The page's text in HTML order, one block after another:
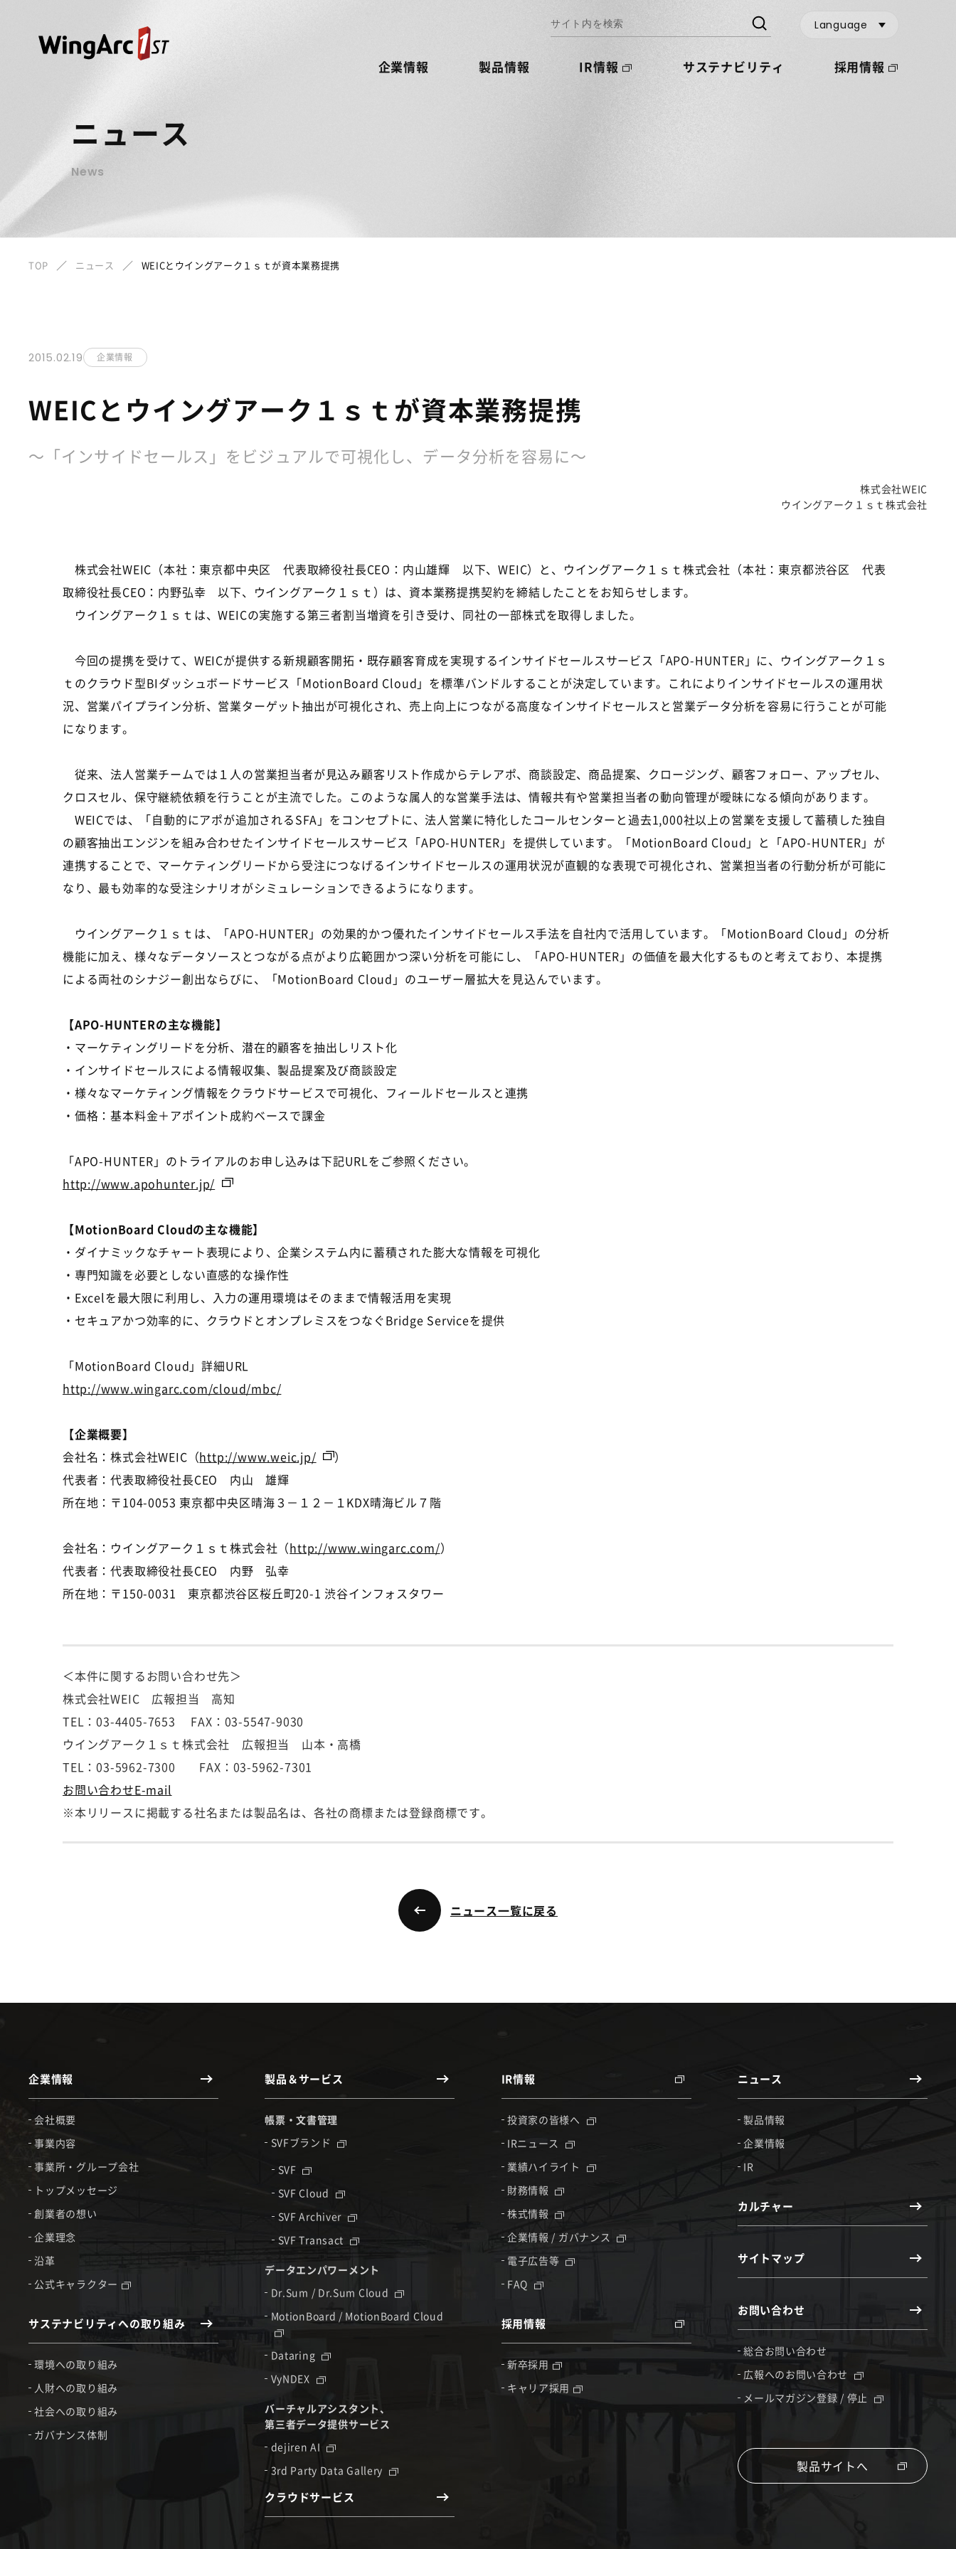
企業情報 製品情報 IR情報 サステナビリティ 採用情報
Language
ニュース
News
TOP ニュース WEICとウイングアーク１ｓｔが資本業務提携
2015.02.19 企業情報
WEICとウイングアーク１ｓｔが資本業務提携
～「インサイドセールス」をビジュアルで可視化し、データ分析を容易に～
株式会社WEIC
ウイングアーク１ｓｔ株式会社
株式会社WEIC（本社：東京都中央区 代表取締役社長CEO：内山雄輝 以下、WEIC）と、ウイングアーク１ｓｔ株式会社（本社：東京都渋谷区 代表
取締役社長CEO：内野弘幸 以下、ウイングアーク１ｓｔ）は、資本業務提携契約を締結したことをお知らせします。
ウイングアーク１ｓｔは、WEICの実施する第三者割当増資を引き受け、同社の一部株式を取得しました。
今回の提携を受けて、WEICが提供する新規顧客開拓・既存顧客育成を実現するインサイドセールスサービス「APO-HUNTER」に、ウイングアーク１ｓ
ｔのクラウド型BIダッシュボードサービス「MotionBoard Cloud」を標準バンドルすることが決定しています。これによりインサイドセールスの運用状
況、営業パイプライン分析、営業ターゲット抽出が可視化され、売上向上につながる高度なインサイドセールスと営業データ分析を容易に行うことが可能
になります。
従来、法人営業チームでは１人の営業担当者が見込み顧客リスト作成からテレアポ、商談設定、商品提案、クロージング、顧客フォロー、アップセル、
クロスセル、保守継続依頼を行うことが主流でした。このような属人的な営業手法は、情報共有や営業担当者の動向管理が曖昧になる傾向があります。
WEICでは、「自動的にアポが追加されるSFA」をコンセプトに、法人営業に特化したコールセンターと過去1,000社以上の営業を支援して蓄積した独自
の顧客抽出エンジンを組み合わせたインサイドセールスサービス「APO-HUNTER」を提供しています。「MotionBoard Cloud」と「APO-HUNTER」が
連携することで、マーケティングリードから受注につなげるインサイドセールスの運用状況が直観的な表現で可視化され、営業担当者の行動分析が可能に
なり、最も効率的な受注シナリオがシミュレーションできるようになります。
ウイングアーク１ｓｔは、「APO-HUNTER」の効果的かつ優れたインサイドセールス手法を自社内で活用しています。「MotionBoard Cloud」の分析
機能に加え、様々なデータソースとつながる点がより広範囲かつ深い分析を可能にし、「APO-HUNTER」の価値を最大化するものと考えており、本提携
による両社のシナジー創出ならびに、「MotionBoard Cloud」のユーザー層拡大を見込んでいます。
【APO-HUNTERの主な機能】
・マーケティングリードを分析、潜在的顧客を抽出しリスト化
・インサイドセールスによる情報収集、製品提案及び商談設定
・様々なマーケティング情報をクラウドサービスで可視化、フィールドセールスと連携
・価格：基本料金＋アポイント成約ベースで課金
「APO-HUNTER」のトライアルのお申し込みは下記URLをご参照ください。
http://www.apohunter.jp/
【MotionBoard Cloudの主な機能】
・ダイナミックなチャート表現により、企業システム内に蓄積された膨大な情報を可視化
・専門知識を必要としない直感的な操作性
・Excelを最大限に利用し、入力の運用環境はそのままで情報活用を実現
・セキュアかつ効率的に、クラウドとオンプレミスをつなぐBridge Serviceを提供
「MotionBoard Cloud」詳細URL
http://www.wingarc.com/cloud/mbc/
【企業概要】
会社名：株式会社WEIC（http://www.weic.jp/
）
代表者：代表取締役社長CEO 内山 雄輝
所在地：〒104-0053 東京都中央区晴海３－１２－１KDX晴海ビル７階
会社名：ウイングアーク１ｓｔ株式会社（http://www.wingarc.com/）
代表者：代表取締役社長CEO 内野 弘幸
所在地：〒150-0031 東京都渋谷区桜丘町20-1 渋谷インフォスタワー
＜本件に関するお問い合わせ先＞
株式会社WEIC 広報担当 高知
TEL：03-4405-7653 FAX：03-5547-9030
ウイングアーク１ｓｔ株式会社 広報担当 山本・高橋
TEL：03-5962-7300 FAX：03-5962-7301
お問い合わせE-mail
※本リリースに掲載する社名または製品名は、各社の商標または登録商標です。
ニュース一覧に戻る
企業情報
会社概要
事業内容
事業所・グループ会社
トップメッセージ
創業者の想い
企業理念
沿革
公式キャラクター
サステナビリティへの取り組み
環境への取り組み
人財への取り組み
社会への取り組み
ガバナンス体制
製品＆サービス
帳票・文書管理
SVFブランド
SVF
SVF Cloud
SVF Archiver
SVF Transact
データエンパワーメント
Dr.Sum / Dr.Sum Cloud
MotionBoard / MotionBoard Cloud
Dataring
VyNDEX
バーチャルアシスタント、
第三者データ提供サービス
dejiren AI
3rd Party Data Gallery
クラウドサービス
IR情報
投資家の皆様へ
IRニュース
業績ハイライト
財務情報
株式情報
企業情報 / ガバナンス
電子広告等
FAQ
採用情報
新卒採用
キャリア採用
ニュース
製品情報
企業情報
IR
カルチャー
サイトマップ
お問い合わせ
総合お問い合わせ
広報へのお問い合わせ
メールマガジン登録 / 停止
製品サイトへ